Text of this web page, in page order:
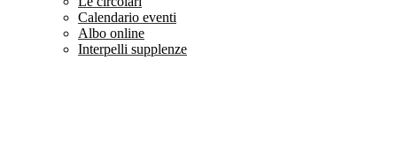
Calendario eventi
Albo online
Interpelli supplenze